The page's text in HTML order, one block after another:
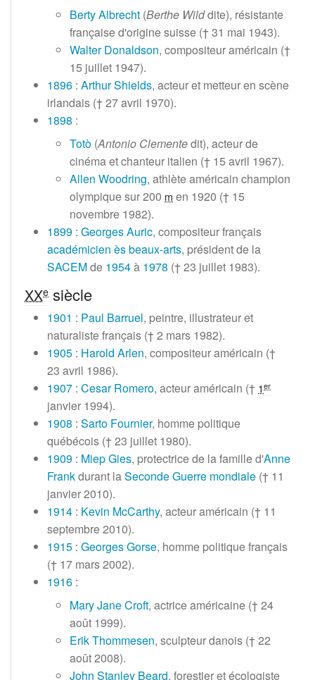
Berty Albrecht (Berthe Wilddite), résistante
française d'origine suisse (†31 mai 1943).
Walter Donaldson, compositeur américain (†
15 juillet 1947).
1896 : Arthur Shields, acteur et metteur en scène
irlandais (†27 avril 1970).
1898 :
Totò (Antonio Clementedit), acteur de
cinéma et chanteur italien († 15 avril 1967).
Allen Woodring, athlète américain champion
olympique sur200 m en 1920 († 15
novembre 1982).
1899 : Georges Auric, compositeur français
académicien ès beaux-arts, président de la
SACEMde 1954à 1978 (†23 juillet 1983).
XXe siècle
1901 : Paul Barruel, peintre, illustrateur et
naturaliste français (†2 mars 1982).
1905 : Harold Arlen, compositeur américain (†
23 avril 1986).
1907 : Cesar Romero, acteur américain († 1 er
janvier 1994).
1908 : Sarto Fournier, homme politique
québécois (†23 juillet 1980).
1909 : Miep Gies, protectrice de la famille d'Anne
Frankdurant laSeconde Guerre mondiale († 11
janvier 2010).
1914 : Kevin McCarthy, acteur américain († 11
septembre 2010).
1915 : Georges Gorse, homme politique français
(† 17 mars 2002).
1916 :
Mary Jane Croft, actrice américaine (†24
août 1999).
Erik Thommesen, sculpteur danois (†22
août 2008).
John Stanley Beard, forestier et écologiste